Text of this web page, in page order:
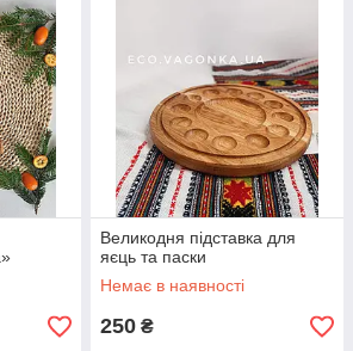
Великодня підставка для
яєць та паски
Немає в наявності
250 ₴